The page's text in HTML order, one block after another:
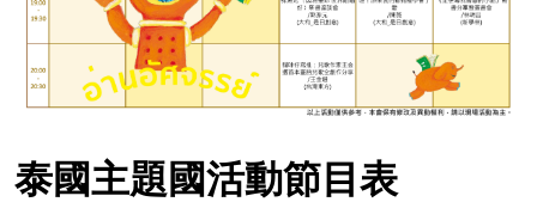
泰國主題國活動節目表